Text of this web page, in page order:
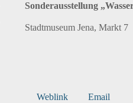
Sonderausstellung
Stadtmuseum Jena, Markt 7
Weblink Email